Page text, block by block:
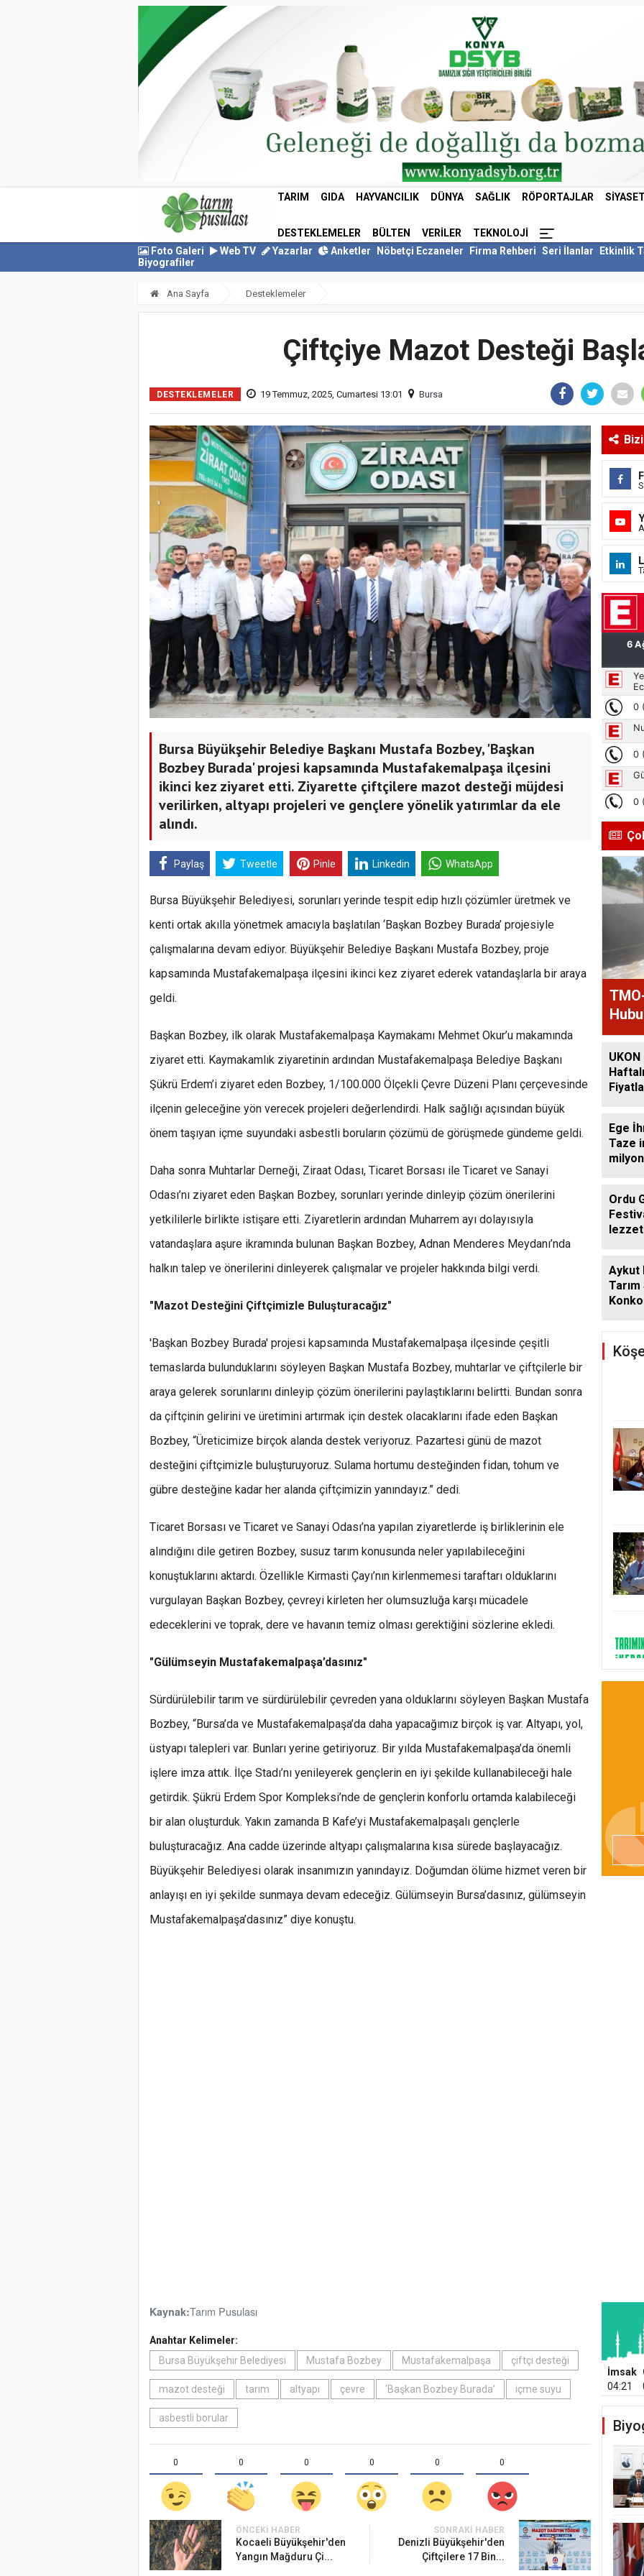
TARIM GIDA HAYVANCILIK DÜNYA SAĞLIK RÖPORTAJLAR SIYASET
DESTEKLEMELER BÜLTEN VERILER
TEKNOLOJI
Foto Galeri
Web TV Yazarlar Anketler Nöbetçi Eczaneler Firma Rehberi Seri İlanlar
Etkinlik
Biyografiler
Ana Sayfa Desteklemeler
Çiftçiye Mazot Desteği
DESTEKLEMELER 19 Temmuz, 2025, Cumartesi 13:01 Bursa
Bursa Büyükşehir Belediye Başkanı Mustafa Bozbey, 'Başkan
Bozbey Burada' projesi kapsamında Mustafakemalpaşa ilçesini
ikinci kez ziyaret etti. Ziyarette çiftçilere mazot desteği müjdesi
verilirken, altyapı projeleri ve gençlere yönelik yatırımlar da ele
alındı.
Paylaş Tweetle Pinle Linkedin WhatsApp
Bursa Büyükşehir Belediyesi, sorunları yerinde tespit edip hızlı çözümler üretmek ve
kenti ortak akılla yönetmek amacıyla başlatılan ‘Başkan Bozbey Burada’ projesiyle
çalışmalarına devam ediyor. Büyükşehir Belediye Başkanı Mustafa Bozbey, proje
kapsamında Mustafakemalpaşa ilçesini ikinci kez ziyaret ederek vatandaşlarla bir araya
geldi.
Başkan Bozbey, ilk olarak Mustafakemalpaşa Kaymakamı Mehmet Okur’u makamında
ziyaret etti. Kaymakamlık ziyaretinin ardından Mustafakemalpaşa Belediye Başkanı
Şükrü Erdem’i ziyaret eden Bozbey, 1/100.000 Ölçekli Çevre Düzeni Planı çerçevesinde
ilçenin geleceğine yön verecek projeleri değerlendirdi. Halk sağlığı açısından büyük
önem taşıyan içme suyundaki asbestli boruların çözümü de görüşmede gündeme geldi.
Daha sonra Muhtarlar Derneği, Ziraat Odası, Ticaret Borsası ile Ticaret ve Sanayi
Odası’nı ziyaret eden Başkan Bozbey, sorunları yerinde dinleyip çözüm önerilerini
yetkililerle birlikte istişare etti. Ziyaretlerin ardından Muharrem ayı dolayısıyla
vatandaşlara aşure ikramında bulunan Başkan Bozbey, Adnan Menderes Meydanı’nda
halkın talep ve önerilerini dinleyerek çalışmalar ve projeler hakkında bilgi verdi.
"Mazot Desteğini Çiftçimizle Buluşturacağız"
'Başkan Bozbey Burada' projesi kapsamında Mustafakemalpaşa ilçesinde çeşitli
temaslarda bulunduklarını söyleyen Başkan Mustafa Bozbey, muhtarlar ve çiftçilerle bir
araya gelerek sorunlarını dinleyip çözüm önerilerini paylaştıklarını belirtti. Bundan sonra
da çiftçinin gelirini ve üretimini artırmak için destek olacaklarını ifade eden Başkan
Bozbey, “Üreticimize birçok alanda destek veriyoruz. Pazartesi günü de mazot
desteğini çiftçimizle buluşturuyoruz. Sulama hortumu desteğinden fidan, tohum ve
gübre desteğine kadar her alanda çiftçimizin yanındayız.” dedi.
Ticaret Borsası ve Ticaret ve Sanayi Odası’na yapılan ziyaretlerde iş birliklerinin ele
alındığını dile getiren Bozbey, susuz tarım konusunda neler yapılabileceğini
konuştuklarını aktardı. Özellikle Kirmasti Çayı’nın kirlenmemesi taraftarı olduklarını
vurgulayan Başkan Bozbey, çevreyi kirleten her olumsuzluğa karşı mücadele
edeceklerini ve toprak, dere ve havanın temiz olması gerektiğini sözlerine ekledi.
"Gülümseyin Mustafakemalpaşa’dasınız"
Sürdürülebilir tarım ve sürdürülebilir çevreden yana olduklarını söyleyen Başkan Mustafa
Bozbey, “Bursa’da ve Mustafakemalpaşa’da daha yapacağımız birçok iş var. Altyapı, yol,
üstyapı talepleri var. Bunları yerine getiriyoruz. Bir yılda Mustafakemalpaşa’da önemli
işlere imza attık. İlçe Stadı’nı yenileyerek gençlerin en iyi şekilde kullanabileceği hale
getirdik. Şükrü Erdem Spor Kompleksi’nde de gençlerin konforlu ortamda kalabileceği
bir alan oluşturduk. Yakın zamanda B Kafe’yi Mustafakemalpaşalı gençlerle
buluşturacağız. Ana cadde üzerinde altyapı çalışmalarına kısa sürede başlayacağız.
Büyükşehir Belediyesi olarak insanımızın yanındayız. Doğumdan ölüme hizmet veren bir
anlayışı en iyi şekilde sunmaya devam edeceğiz. Gülümseyin Bursa’dasınız, gülümseyin
Mustafakemalpaşa’dasınız” diye konuştu.
Kaynak:Tarım Pusulası
Anahtar Kelimeler:
Bursa Büyükşehir Belediyesi
Mustafa Bozbey Mustafakemalpaşa çiftçi desteği
mazot desteği tarım altyapı çevre 'Başkan Bozbey Burada' içme suyu
asbestli borular
0 0 0 0 0 0
ÖNCEKI HABER
Kocaeli Büyükşehir'den
Yangın Mağduru Çi...
SONRAKI HABER
Denizli Büyükşehir'den
Çiftçilere 17 Bin...
Ege
Taze
Ordu
Aykut
İmsak
04:21